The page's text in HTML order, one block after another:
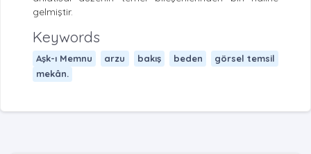
gelmiştir.
Keywords
Aşk-ı Memnu arzu bakış beden
görsel temsil
mekân.